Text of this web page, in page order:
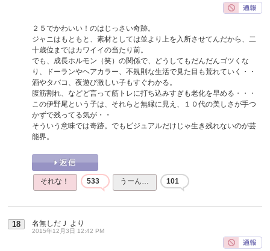
２５でかわいい！のはじっさい奇跡。
ジャニはもともと、素材としては並より上を入所させてんだから、二
十歳位まではカワイイの当たり前。
でも、成長ホルモン（笑）の関係で、どうしてもだんだんゴツくな
り、ドーランやヘアカラー、不規則な生活で見た目も荒れていく・・
酒やタバコ、夜遊び激しい子もすぐわかる。
腹筋割れ、などど言って筋トレに打ち込みすぎも老化を早める・・・
この伊野尾という子は、それらと無縁に見え、１０代の美しさが手つ
かずで残ってる気が・・
そういう意味では奇跡。でもビジュアルだけじゃ生き残れないのが芸
能界。
それな！ 533 うーん… 101
18 名無しだＪ より
2015年12月3日 12:42 PM